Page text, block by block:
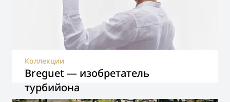
Breguet — изобретатель
турбийона
Коллекции